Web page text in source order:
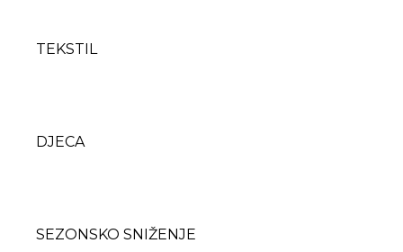
TEKSTIL
DJECA
SEZONSKO SNIŽENJE